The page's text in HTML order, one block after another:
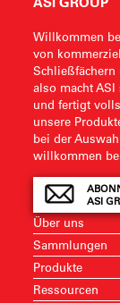
Willkommen
von
also macht
und fertigt
unsere
bei der
willkommen
ASI
Über uns
Sammlungen
Produkte
Ressourcen